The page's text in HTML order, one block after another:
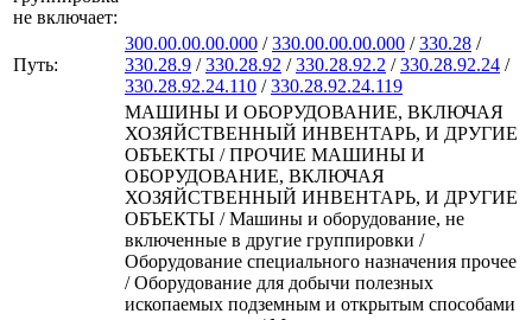
не включает:
Путь:
300.00.00.00.000 /330.00.00.00.000 /330.28 /
330.28.9 /330.28.92 /330.28.92.2 /330.28.92.24 /
330.28.92.24.110 /330.28.92.24.119
МАШИНЫ И ОБОРУДОВАНИЕ, ВКЛЮЧАЯ
ХОЗЯЙСТВЕННЫЙ ИНВЕНТАРЬ, И ДРУГИЕ
ОБЪЕКТЫ / ПРОЧИЕ МАШИНЫ И
ОБОРУДОВАНИЕ, ВКЛЮЧАЯ
ХОЗЯЙСТВЕННЫЙ ИНВЕНТАРЬ, И ДРУГИЕ
ОБЪЕКТЫ / Машины и оборудование, не
включенные в другие группировки /
Оборудование специального назначения прочее
/ Оборудование для добычи полезных
ископаемых подземным и открытым способами